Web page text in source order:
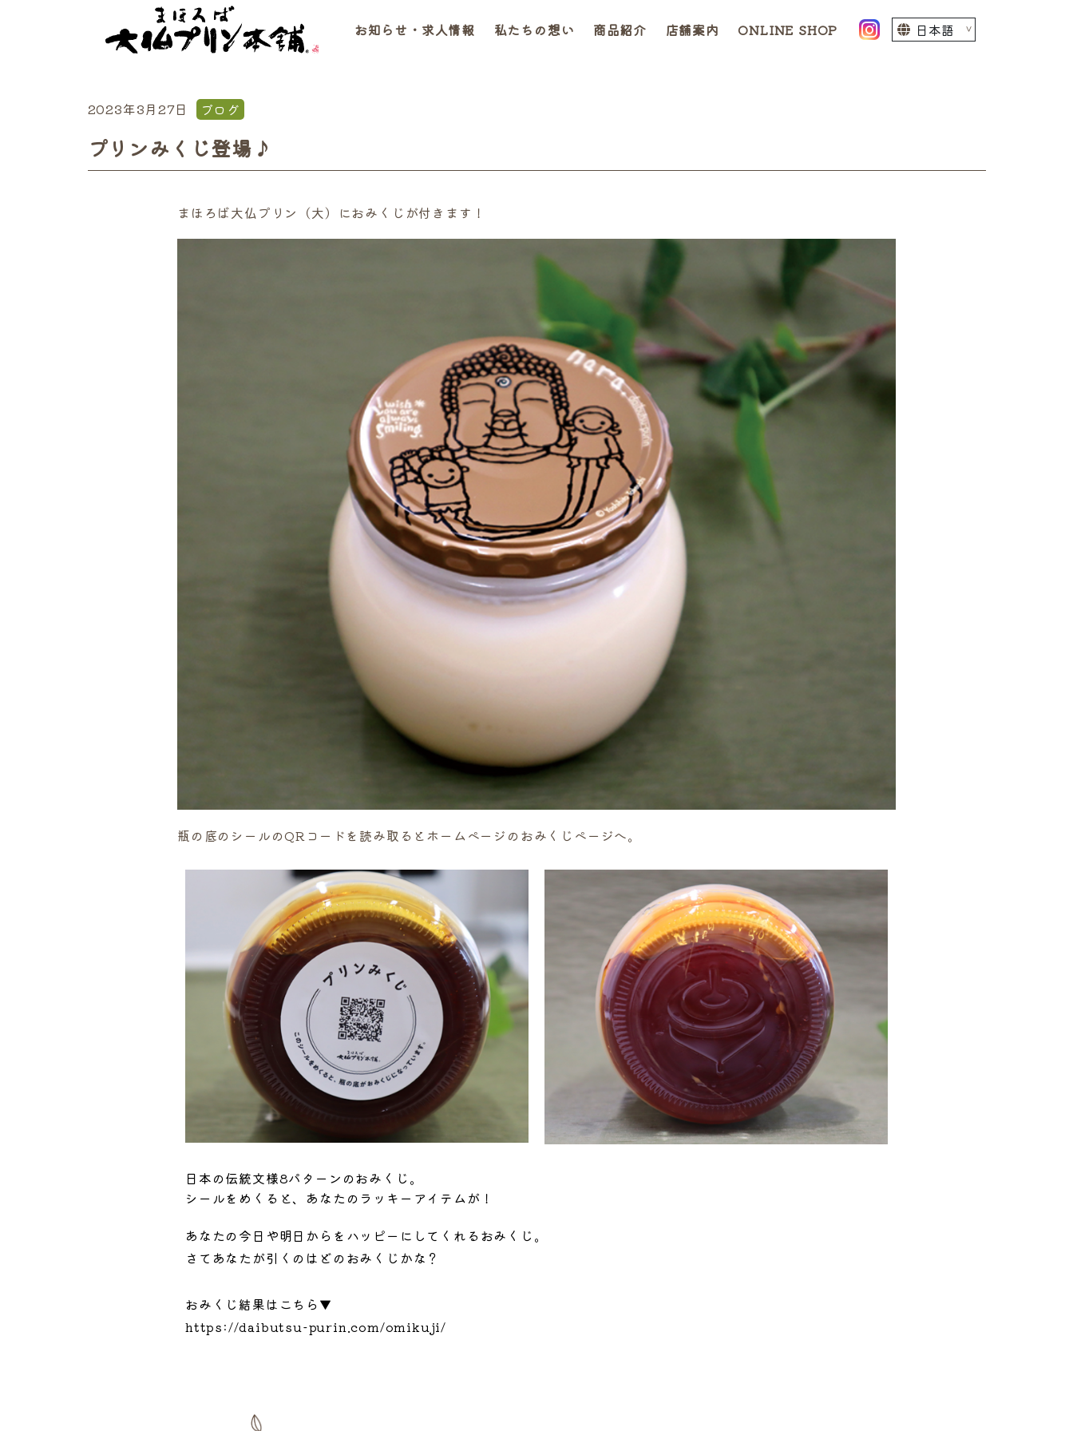
お知らせ・求人情報 私たちの想い 商品紹介 店舗案内 ONLINE SHOP
2023年3月27日 ブログ
プリンみくじ登場♪
まほろば大仏プリン（大）におみくじが付きます！
瓶の底のシールのQRコードを読み取るとホームページのおみくじページへ。
日本の伝統文様8パターンのおみくじ。
シールをめくると、あなたのラッキーアイテムが！
あなたの今日や明日からをハッピーにしてくれるおみくじ。
さてあなたが引くのはどのおみくじかな？
おみくじ結果はこちら▼
https://daibutsu-purin.com/omikuji/